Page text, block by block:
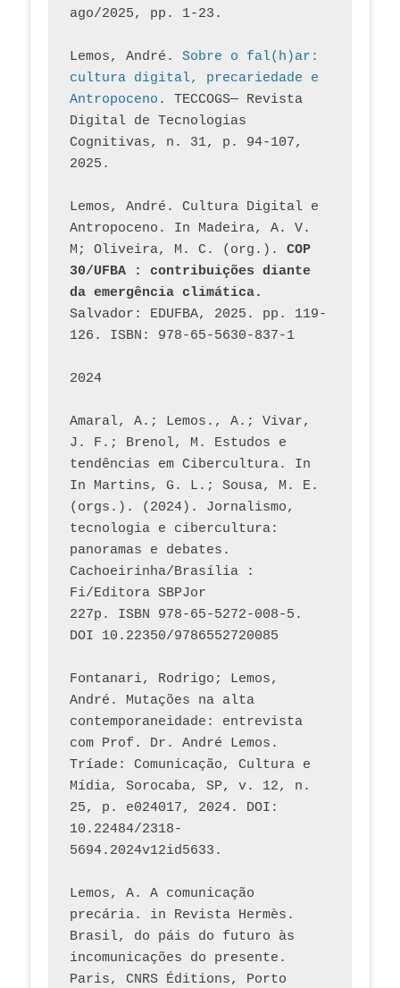
ago/2025, pp. 1-23.
Lemos, André. Sobre o fal(h)ar:
cultura digital, precariedade e
Antropoceno . TECCOGS— Revista
Digital de Tecnologias
Cognitivas, n. 31, p. 94-107,
2025.
Lemos, André. Cultura Digital e
Antropoceno. In Madeira, A. V.
M; Oliveira, M. C. (org.). COP
30/UFBA : contribuições diante
da emergência climática.
Salvador: EDUFBA, 2025. pp. 119-
126. ISBN: 978-65-5630-837-1
2024
Amaral, A.; Lemos., A.; Vivar,
J. F.; Brenol, M. Estudos e
tendências em Cibercultura. In
In Martins, G. L.; Sousa, M. E.
(orgs.). (2024). Jornalismo,
tecnologia e cibercultura:
panoramas e debates.
Cachoeirinha/Brasília :
Fi/Editora SBPJor
227p. ISBN 978-65-5272-008-5.
DOI 10.22350/9786552720085
Fontanari, Rodrigo; Lemos,
André. Mutações na alta
contemporaneidade: entrevista
com Prof. Dr. André Lemos.
Tríade: Comunicação, Cultura e
Mídia, Sorocaba, SP, v. 12, n.
25, p. e024017, 2024. DOI:
10.22484/2318-
5694.2024v12id5633.
Lemos, A. A comunicação
precária. in Revista Hermès.
Brasil, do páis do futuro às
incomunicações do presente.
Paris, CNRS Éditions, Porto